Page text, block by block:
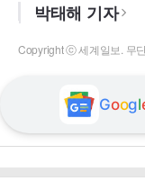
박태해 기자
Copyright ⓒ 세계일보. 무
Googl